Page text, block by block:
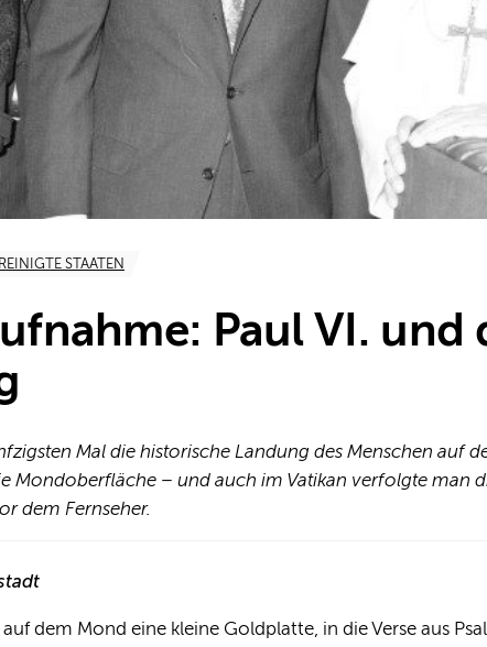
STAATEN
Paul VI. und
Mal die historische Landung des Menschen auf
Mondoberfläche – und auch im Vatikan verfolgte man
dem Fernseher.
dem Mond eine kleine Goldplatte, in die Verse aus